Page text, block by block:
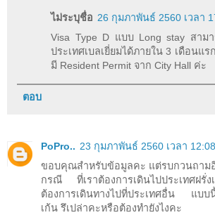
ไม่ระบุชื่อ 26 กุมภาพันธ์ 2560 เวลา
Visa Type D แบบ Long stay สาม
ประเทศเบลเยี่ยมได้ภายใน 3 เดือนแ
มี Resident Permit จาก City Hall ค่ะ
ตอบ
PoPro.. 23 กุมภาพันธ์ 2560 เวลา 12:08
ขอบคุณสำหรับข้อมูลคะ แต่รบกวนถามอี
กรณี ที่เราต้องการเดินไปประเทศฝรั่
ต้องการเดินทางไปที่ประเทศอื่น แบบนี้
เก้น รึเปล่าคะหรือต้องทำยังไงคะ